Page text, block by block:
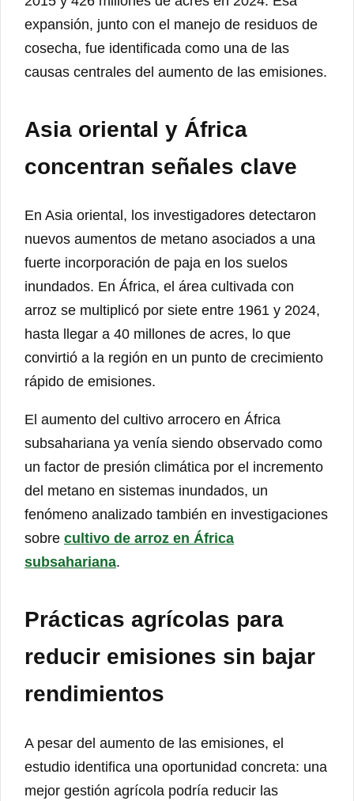
expansión, junto con el manejo de residuos de
cosecha, fue identificada como una de las
causas centrales del aumento de las emisiones.
Asia oriental y África
concentran señales clave
En Asia oriental, los investigadores detectaron
nuevos aumentos de metano asociados a una
fuerte incorporación de paja en los suelos
inundados. En África, el área cultivada con
arroz se multiplicó por siete entre 1961 y 2024,
hasta llegar a 40 millones de acres, lo que
convirtió a la región en un punto de crecimiento
rápido de emisiones.
El aumento del cultivo arrocero en África
subsahariana ya venía siendo observado como
un factor de presión climática por el incremento
del metano en sistemas inundados, un
fenómeno analizado también en investigaciones
sobre cultivo de arroz en África
subsahariana.
Prácticas agrícolas para
reducir emisiones sin bajar
rendimientos
A pesar del aumento de las emisiones, el
estudio identifica una oportunidad concreta: una
mejor gestión agrícola podría reducir las